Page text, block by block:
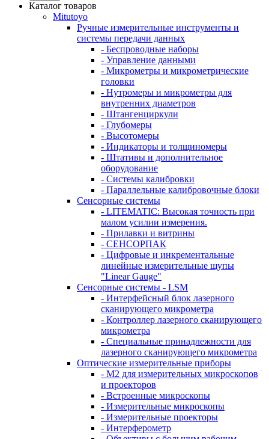
Каталог товаров
Mitutoyo
Ручные измерительные инструменты и
системы передачи данных
- Беспроводные наборы
- Управление данными
- Микрометры и микрометрические
головки
- Нутромеры и микрометры для
внутренних диаметров
- Штангенциркули
- Глубомеры
- Высотомеры
- Индикаторы и толщиномеры
- Штативы и дополнительное
оборудование
- Системы калибровки
- Параллельные калибровочные блоки
Сенсорные системы
- LITEMATIC: Высокая точность при
малом усилии измерения.
- Прилавки и витрины
- СЕНСОРПАК
- Цифровые и инкрементальные
линейные измерительные щупы
"Linear Gauge"
Сенсорные системы - LSM
- Интерфейсный блок лазерного
сканирующего микрометра
- Контроллер лазерного сканирующего
микрометра
- Специальные принадлежности для
лазерного сканирующего микрометра
Оптические измерительные приборы
- M2 для измерительных микроскопов
и проекторов
- Встроенные микроскопы
- Измерительные микроскопы
- Измерительные проекторы
- Интерферометр